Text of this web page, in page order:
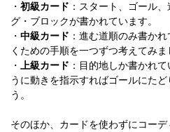
・ 初級カード ：スタート、ゴール
グ・ブロックが書かれています。
・ 中級カード ：進む道順のみ書か
くための手順を一つずつ考えてみま
・
上級カード ：目的地しか書かれ
うに動きを指示すればゴールにた
う。
そのほか、カードを使わずにコー